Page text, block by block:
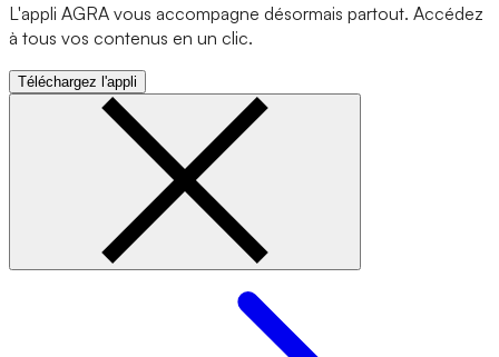
L'appli AGRA vous accompagne désormais partout. Accédez
à tous vos contenus en un clic.
Téléchargez l'appli